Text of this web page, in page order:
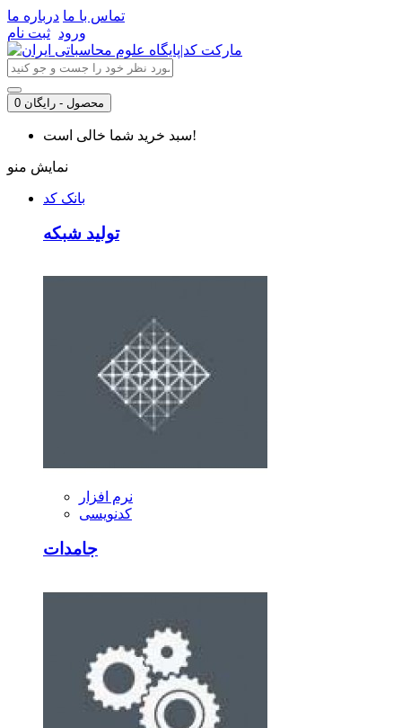
تماس با ما درباره ما
ورود ثبت نام
0 محصول - رایگان
سبد خرید شما خالی است!
نمایش منو
بانک کد
تولید شبکه
نرم افزار
کدنویسی
جامدات